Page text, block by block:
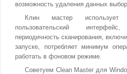
возможность удаления данных
Клин мастер использует
пользовательский
периодичность сканирования,
запуске, потребляет минимум
работать в фоновом режиме.
Советуем Clean Master для